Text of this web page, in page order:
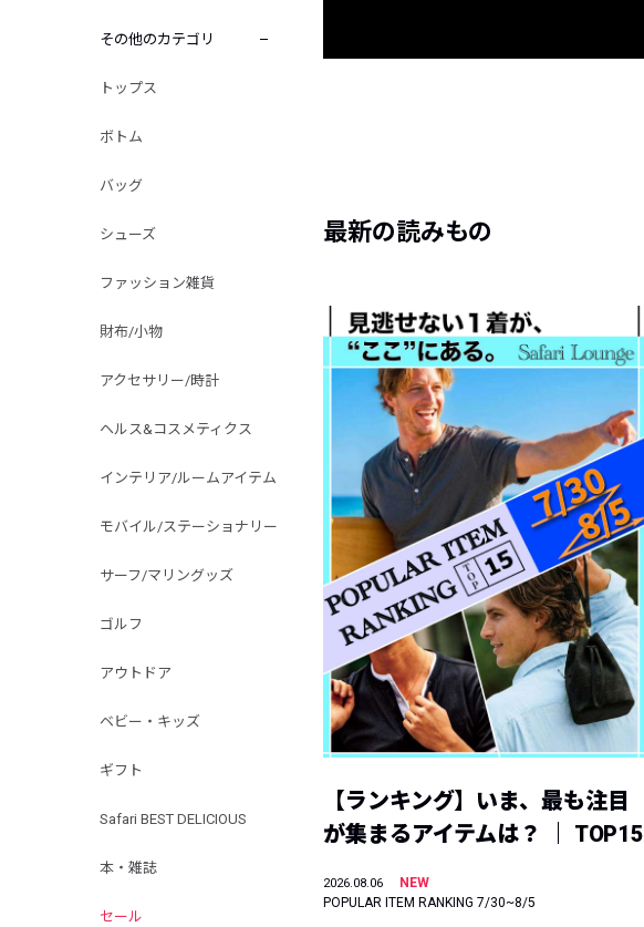
その他のカテゴリ
トップス
ボトム
バッグ
シューズ
ファッション雑貨
財布/小物
アクセサリー/時計
ヘルス&コスメティクス
インテリア/ルームアイテム
モバイル/ステーショナリー
サーフ/マリングッズ
ゴルフ
アウトドア
ベビー・キッズ
ギフト
Safari BEST DELICIOUS
本・雑誌
セール
最新の読みもの
【ランキング】いま、最も注目
が集まるアイテムは？ ｜ TOP15
2026.08.06
NEW
POPULAR ITEM RANKING 7/30~8/5